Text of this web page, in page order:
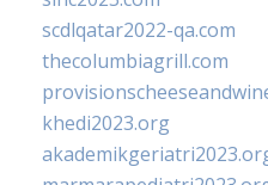
scdlqatar2022-qa.com
thecolumbiagrill.com
khedi2023.org